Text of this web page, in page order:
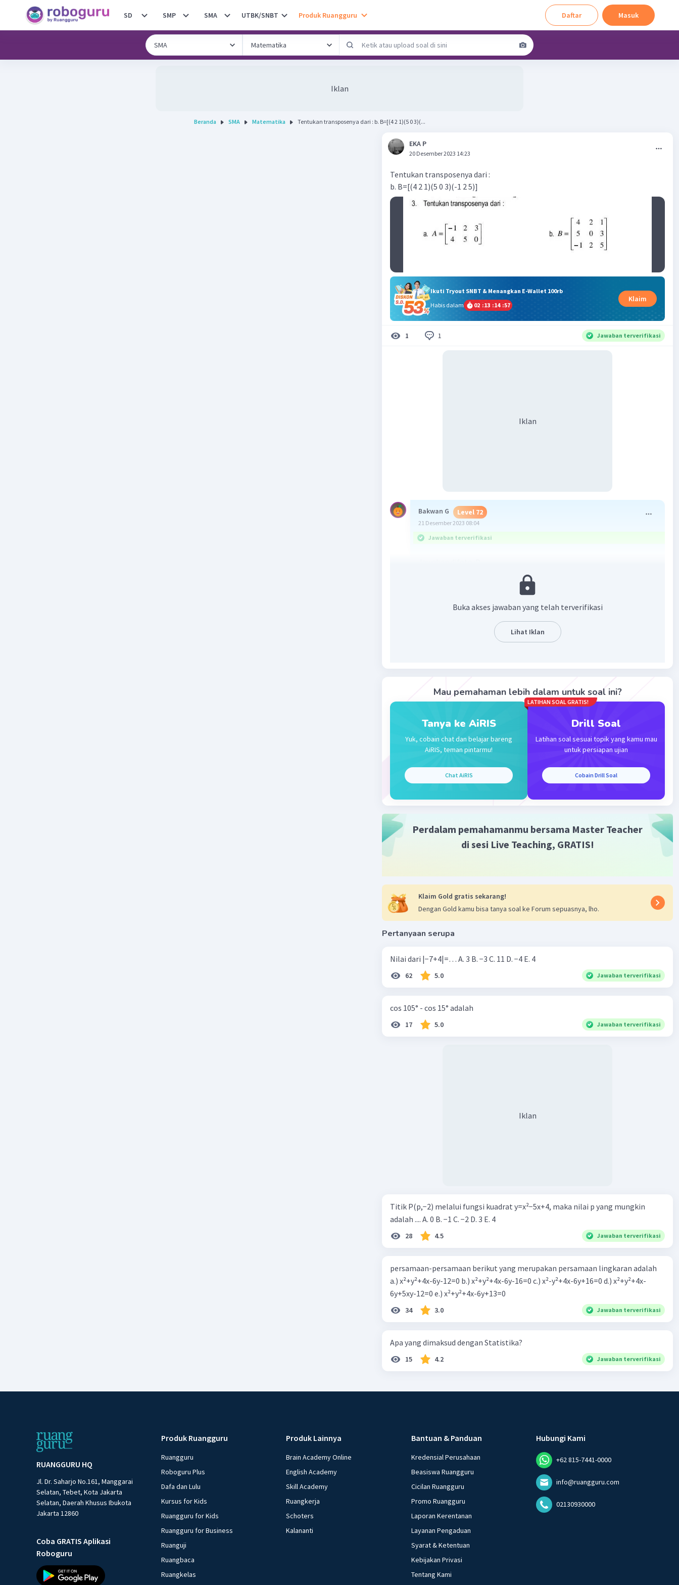
SD SMP SMA UTBK/SNBT Produk Ruangguru Daftar Masuk
Iklan
Beranda SMA Matematika Tentukan transposenya dari : b. B=[(4 2 1)(5 0 3)(...
EKA P
20 Desember 2023 14:23
Tentukan transposenya dari :
b. B=[(4 2 1)(5 0 3)(-1 2 5)]
Ikuti Tryout SNBT & Menangkan E-Wallet 100rb
Habis dalam
02 :13 :14 :57
Klaim
1 1 Jawaban terverifikasi
Iklan
Bakwan G Level 72
21 Desember 2023 08:04
Jawaban terverifikasi
Transpose itu baris menjadi kolom dan kolom menjadi baris
EKA P Level 38
21 Desember 2023 16:06
makasii pake banget² kaaa⁠♡
Buka akses jawaban yang telah terverifikasi
Lihat Iklan
Mau pemahaman lebih dalam untuk soal ini?
Tanya ke AiRIS
Yuk, cobain chat dan belajar bareng
AiRIS, teman pintarmu!
Chat AiRIS
LATIHAN SOAL GRATIS!
Drill Soal
Latihan soal sesuai topik yang kamu mau
untuk persiapan ujian
Cobain Drill Soal
Perdalam pemahamanmu bersama Master Teacher
di sesi Live Teaching, GRATIS!
Klaim Gold gratis sekarang!
Dengan Gold kamu bisa tanya soal ke Forum sepuasnya, lho.
Pertanyaan serupa
Nilai dari |−7+4|=… A. 3 B. −3 C. 11 D. −4 E. 4
62 5.0 Jawaban terverifikasi
cos 105° - cos 15° adalah
17 5.0 Jawaban terverifikasi
Iklan
Titik P(p,−2) melalui fungsi kuadrat y=x²−5x+4, maka nilai p yang mungkin
adalah .... A. 0 B. −1 C. −2 D. 3 E. 4
28 4.5 Jawaban terverifikasi
persamaan-persamaan berikut yang merupakan persamaan lingkaran adalah
a.) x²+y²+4x-6y-12=0 b.) x²+y²+4x-6y-16=0 c.) x²-y²+4x-6y+16=0 d.) x²+y²+4x-
6y+5xy-12=0 e.) x²+y²+4x-6y+13=0
34 3.0 Jawaban terverifikasi
Apa yang dimaksud dengan Statistika?
15 4.2 Jawaban terverifikasi
RUANGGURU HQ
Jl. Dr. Saharjo No.161, Manggarai
Selatan, Tebet, Kota Jakarta
Selatan, Daerah Khusus Ibukota
Jakarta 12860
Coba GRATIS Aplikasi
Roboguru
Produk Ruangguru
Ruangguru
Roboguru Plus
Dafa dan Lulu
Kursus for Kids
Ruangguru for Kids
Ruangguru for Business
Ruanguji
Ruangbaca
Ruangkelas
Produk Lainnya
Brain Academy Online
English Academy
Skill Academy
Ruangkerja
Schoters
Kalananti
Bantuan & Panduan
Kredensial Perusahaan
Beasiswa Ruangguru
Cicilan Ruangguru
Promo Ruangguru
Laporan Kerentanan
Layanan Pengaduan
Syarat & Ketentuan
Kebijakan Privasi
Tentang Kami
Hubungi Kami
+62 815-7441-0000
info@ruangguru.com
02130930000